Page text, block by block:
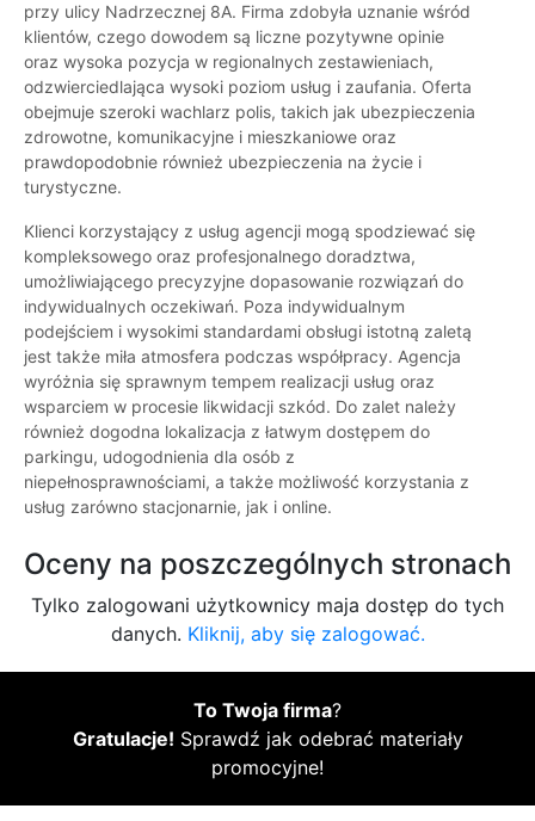
przy ulicy Nadrzecznej 8A. Firma zdobyła uznanie wśród
klientów, czego dowodem są liczne pozytywne opinie
oraz wysoka pozycja w regionalnych zestawieniach,
odzwierciedlająca wysoki poziom usług i zaufania. Oferta
obejmuje szeroki wachlarz polis, takich jak ubezpieczenia
zdrowotne, komunikacyjne i mieszkaniowe oraz
prawdopodobnie również ubezpieczenia na życie i
turystyczne.
Klienci korzystający z usług agencji mogą spodziewać się
kompleksowego oraz profesjonalnego doradztwa,
umożliwiającego precyzyjne dopasowanie rozwiązań do
indywidualnych oczekiwań. Poza indywidualnym
podejściem i wysokimi standardami obsługi istotną zaletą
jest także miła atmosfera podczas współpracy. Agencja
wyróżnia się sprawnym tempem realizacji usług oraz
wsparciem w procesie likwidacji szkód. Do zalet należy
również dogodna lokalizacja z łatwym dostępem do
parkingu, udogodnienia dla osób z
niepełnosprawnościami, a także możliwość korzystania z
usług zarówno stacjonarnie, jak i online.
Oceny na poszczególnych stronach
Tylko zalogowani użytkownicy maja dostęp do tych
danych. Kliknij, aby się zalogować.
To Twoja firma?
Gratulacje! Sprawdź jak odebrać materiały
promocyjne!